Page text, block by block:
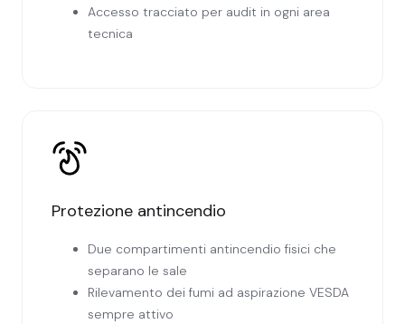
Accesso tracciato per audit in ogni area
tecnica
Protezione antincendio
Due compartimenti antincendio fisici che
separano le sale
Rilevamento dei fumi ad aspirazione VESDA
sempre attivo